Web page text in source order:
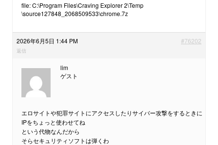
file: C:\Program Files\Craving Explorer 2\Temp
\source127848_2068509533\chrome.7z
2026年6月5日 1:44 PM #76202
返信
lim
ゲスト
エロサイトや犯罪サイトにアクセスしたりサイバー攻撃をするときに
IPをちょっと使わせてね
という代物なんだから
そらセキュリティソフトは弾くわ